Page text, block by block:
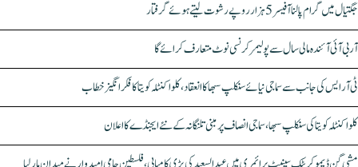
جگتیال میں گرام پالنا آفیسر 5 ہزار روپے رشوت لیتے ہوئے گرفتار
آر بی آئی آئندہ مالی سال سے پولیمر کرنسی نوٹ متعارف کرائے گا
ٹی آر ایس کی جانب سے سماجی نیائے سنکلپ سبھا کا انعقاد، کلواکنٹلہ کویتا کا فکر انگیز خطاب
کلواکنٹلہ کویتا کی سنکلپ سبھا، سماجی انصاف پر مبنی تلنگانہ کے نئے ایجنڈے کا اعلان